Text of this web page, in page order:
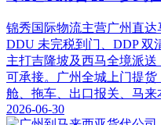
锦秀国际物流主营广州直
DDU 未完税到门、DDP 双
主打吉隆坡及西马全境派送
可承接。广州全城上门提
舱、拖车、出口报关、马
2026-06-30